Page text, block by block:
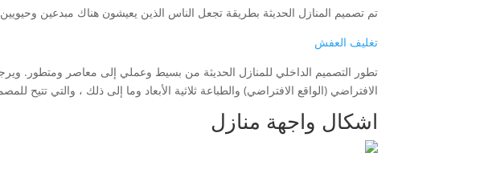
تم تصميم المنازل الحديثة بطريقة تجعل الناس الذين يعيشون هناك مبدعين
تغليف العفش
تطور التصميم الداخلي للمنازل الحديثة من بسيط وعملي إلى معاصر ومتطور.
الافتراضي (الواقع الافتراضي) والطباعة ثلاثية الأبعاد وما إلى ذلك ،
اشكال واجهة منازل